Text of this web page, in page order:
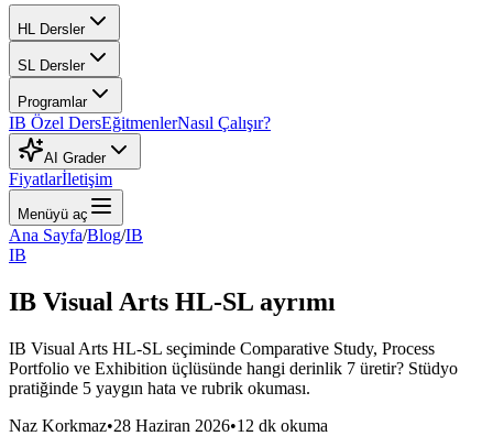
HL Dersler
SL Dersler
Programlar
IB Özel DersEğitmenlerNasıl Çalışır?
AI Grader
Fiyatlarİletişim
Menüyü aç
Ana Sayfa/Blog/IB
IB
IB Visual Arts HL-SL ayrımı
IB Visual Arts HL-SL seçiminde Comparative Study, Process
Portfolio ve Exhibition üçlüsünde hangi derinlik 7 üretir? Stüdyo
pratiğinde 5 yaygın hata ve rubrik okuması.
Naz Korkmaz•28 Haziran 2026•12 dk okuma